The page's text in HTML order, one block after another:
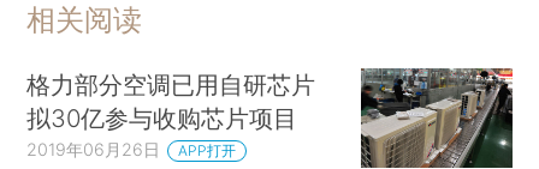
相关阅读
格力部分空调已用自研芯片
拟30亿参与收购芯片项目
2019年06月26日 APP打开